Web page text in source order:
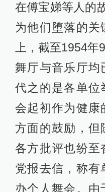
在傅宝娣等人的
为他们堕落的关
上，截至1954
舞厅与音乐厅均
代之的是各单位
会起初作为健康
方面的鼓励，但
各方批评也纷至
党报去信，称有
办个人舞会。由